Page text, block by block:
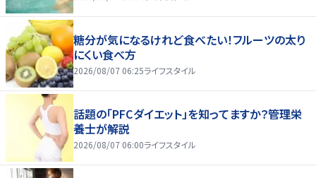
糖分が気になるけれど食べたい！フルーツの太り
にくい食べ方
2026/08/07 06:25ライフスタイル
話題の「PFCダイエット」を知ってますか？管理栄
養士が解説
2026/08/07 06:00ライフスタイル